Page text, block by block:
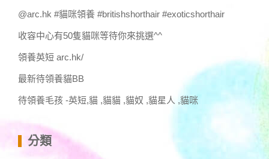
@arc.hk #貓咪領養 #britishshorthair #exoticshorthair
收容中心有50隻貓咪等待你來挑選^^
領養英短 arc.hk/
最新待領養貓BB
待領養毛孩 -英短,貓 ,貓貓 ,貓奴 ,貓星人 ,貓咪
分類